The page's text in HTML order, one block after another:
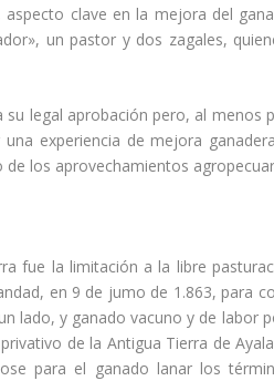
clave en la mejora del
un pastor y dos zagales,
legal aprobación pero, al menos
experiencia de mejora
los aprovechamientos
fue la limitación a la libre
en 9 de jumo de 1.863, para
lado, y ganado vacuno y de labor
de la Antigua Tierra de
para el ganado lanar los